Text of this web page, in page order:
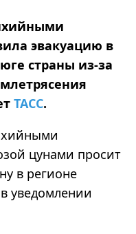
эвакуацию в
страны из-за
ТАСС.
цунами просит
в регионе
уведомлении